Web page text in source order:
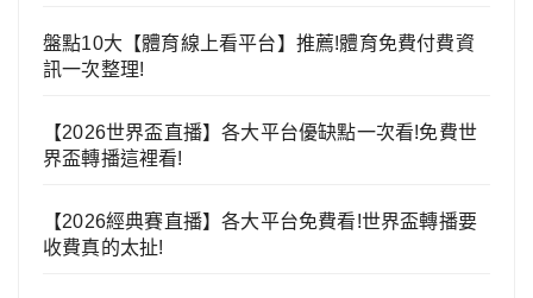
盤點10大【體育線上看平台】推薦!體育免費付費資
訊一次整理!
【2026世界盃直播】各大平台優缺點一次看!免費世
界盃轉播這裡看!
【2026經典賽直播】各大平台免費看!世界盃轉播要
收費真的太扯!